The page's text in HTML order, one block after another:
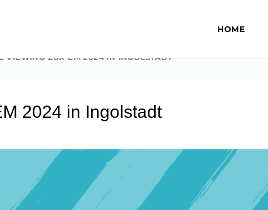
HOME
VIEWING ZUR EM 2024 IN INGOLSTADT
2024 in Ingolstadt